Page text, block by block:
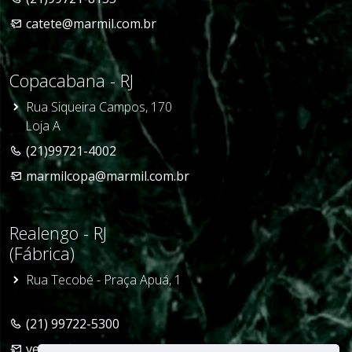
catete@marmil.com.br
Copacabana - RJ
Rua Siqueira Campos, 170
Loja A
(21)99721-4002
marmilcopa@marmil.com.br
Realengo - RJ
(Fábrica)
Rua Tecobé - Praça Apuá, 1
(21) 99722-5300